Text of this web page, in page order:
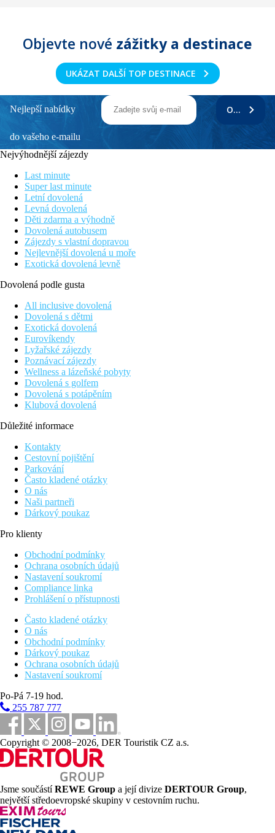
Objevte nové zážitky a destinace
UKÁZAT DALŠÍ TOP DESTINACE
Nejlepší nabídky
do vašeho e-mailu
ODEBÍRAT
Nejvýhodnější zájezdy
Last minute
Super last minute
Letní dovolená
Levná dovolená
Děti zdarma a výhodně
Dovolená autobusem
Zájezdy s vlastní dopravou
Nejlevnější dovolená u moře
Exotická dovolená levně
Dovolená podle gusta
All inclusive dovolená
Dovolená s dětmi
Exotická dovolená
Eurovíkendy
Lyžařské zájezdy
Poznávací zájezdy
Wellness a lázeňské pobyty
Dovolená s golfem
Dovolená s potápěním
Klubová dovolená
Důležité informace
Kontakty
Cestovní pojištění
Parkování
Často kladené otázky
O nás
Naši partneři
Dárkový poukaz
Pro klienty
Obchodní podmínky
Ochrana osobních údajů
Nastavení soukromí
Compliance linka
Prohlášení o přístupnosti
Často kladené otázky
O nás
Obchodní podmínky
Dárkový poukaz
Ochrana osobních údajů
Nastavení soukromí
Po-Pá 7-19 hod.
255 787 777
Copyright © 2008−2026, DER Touristik CZ a.s.
Jsme součástíREWE Group a její divize DERTOUR Group,
největší středoevropské skupiny v cestovním ruchu.